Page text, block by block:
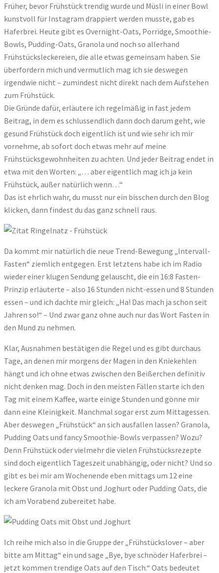
Früher, bevor Frühstück trendig wurde und Müsli in einer Bowl
kunstvoll für Instagram drappiert werden musste, gab es
Haferbrei. Heute gibt es Overnight-Oats, Porridge, Smoothie-
Bowls, Pudding-Oats, Granola und noch so allerhand
Frühstücksleckereien, die alle etwas gemeinsam haben. Sie
überfordern mich und vermutlich mag ich sie deswegen
irgendwie nicht – zumindest nicht direkt nach dem Aufstehen
zum Frühstück.
Die Gründe dafür, erläutere ich regelmäßig in fast jedem
Beitrag, in dem es schlussendlich dann doch darum geht, wie
gesund Frühstück doch eigentlich ist und wie sehr ich mir
vornehme, ab sofort doch etwas mehr auf meine
Frühstücksgewohnheiten zu achten. Und jeder Beitrag endet in
etwa mit den Worten: „… aber eigentlich mag ich ja kein
Frühstück, außer natürlich wenn…“
Das ist ehrlich wahr, du musst nur ein bisschen durch den Blog
klicken, dann findest du das ganz schnell raus.
Da kommt mir natürlich die neue Trend-Bewegung „Intervall-
Fasten“ ziemlich entgegen. Erst letztens habe ich im Radio
wieder einer klugen Sendung gelauscht, die ein 16:8 Fasten-
Prinzip erläuterte – also 16 Stunden nicht-essen und 8 Stunden
essen – und ich dachte mir gleich: „Ha! Das mach ja schon seit
Jahren so!“ – Und zwar ganz ohne auch nur das Wort Fasten in
den Mund zu nehmen.
Klar, Ausnahmen bestätigen die Regel und es gibt durchaus
Tage, an denen mir morgens der Magen in den Kniekehlen
hängt und ich ohne etwas zwischen den Beißerchen definitiv
nicht denken mag. Doch in den meisten Fällen starte ich den
Tag mit einem Kaffee, warte einige Stunden und gönne mir
dann eine Kleinigkeit. Manchmal sogar erst zum Mittagessen.
Aber deswegen „Frühstück“ an sich ausfallen lassen? Granola,
Pudding Oats und fancy Smoothie-Bowls verpassen? Wozu?
Denn Frühstück oder vielmehr die vielen Frühstücksrezepte
sind doch eigentlich Tageszeit unabhängig, oder nicht? Und so
gibt es bei mir am Wochenende eben mittags um 12 eine
leckere Granola mit Obst und Joghurt oder Pudding Oats, die
ich am Vorabend zubereitet habe.
Ich reihe mich also in die Gruppe der „Frühstückslover – aber
bitte am Mittag“ ein und sage „Bye, bye schnöder Haferbrei –
jetzt kommen trendige Oats auf den Tisch.“ Oats bedeutet